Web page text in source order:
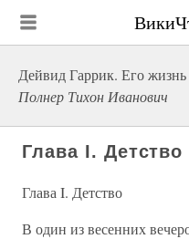
Дейвид Гаррик. Его жизнь
Полнер Тихон Иванович
Глава I. Детство
Глава I. Детство
В один из весенних